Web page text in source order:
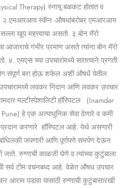
Therapy) स्नायू बळकट होतात व
२.एमआरआय स्कॅन -औषधांबरोबर एमआरआय
खूप महत्त्वाचा असतो. ३.बोन मॅरो
आजाराचे गंभीर प्रमाण असते त्यांना बोन मॅरो
४. एमएस च्या उपचारांमध्ये सातत्याने प्रगती
संपूर्ण बरा होऊ शकेल अशी औषधें येतील
लवकर निदान आणि लवकर उपचार
मल्टीस्पेशालिटी हॉस्पिटल (Inamdar
हे एक अत्याधुनिक सेवा देणारे व कमी
प्रदान करणारे हॉस्पिटल आहे. येथे असणारी
जपणारी आणि पूर्णपणे समर्पण देऊन
रुग्णाची काळजी घेणे व त्यांच्या कुटुंबाला
सर्व टीम वचनबध्द आहे. वेळेत औषध उपचार
पडावा यासाठी रुग्णाची कुटुंबासारखी